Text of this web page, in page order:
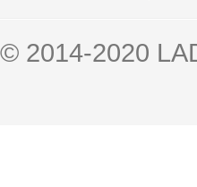
© 2014-2020